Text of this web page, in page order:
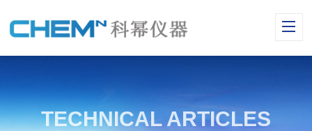
TECHNICAL ARTICLES